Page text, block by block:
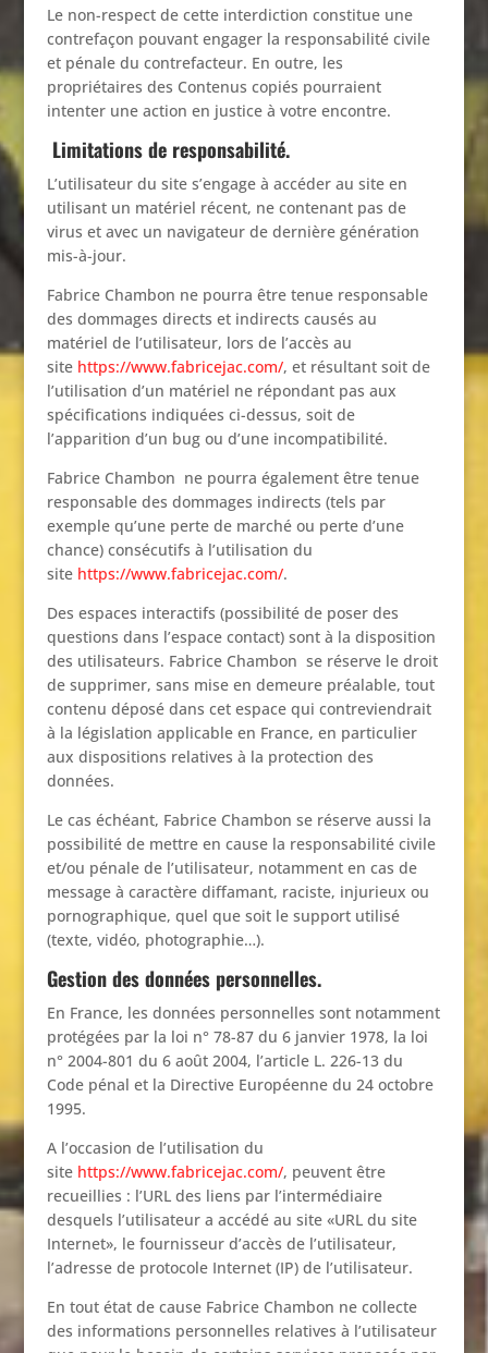
Le non-respect de cette interdiction constitue une
contrefaçon pouvant engager la responsabilité civile
et pénale du contrefacteur. En outre, les
propriétaires des Contenus copiés pourraient
intenter une action en justice à votre encontre.
Limitations de responsabilité.
L’utilisateur du site s’engage à accéder au site en
utilisant un matériel récent, ne contenant pas de
virus et avec un navigateur de dernière génération
mis-à-jour.
Fabrice Chambon ne pourra être tenue responsable
des dommages directs et indirects causés au
matériel de l’utilisateur, lors de l’accès au
site https://www.fabricejac.com/, et résultant soit de
l’utilisation d’un matériel ne répondant pas aux
spécifications indiquées ci-dessus, soit de
l’apparition d’un bug ou d’une incompatibilité.
Fabrice Chambon ne pourra également être tenue
responsable des dommages indirects (tels par
exemple qu’une perte de marché ou perte d’une
chance) consécutifs à l’utilisation du
site https://www.fabricejac.com/.
Des espaces interactifs (possibilité de poser des
questions dans l’espace contact) sont à la disposition
des utilisateurs. Fabrice Chambon se réserve le droit
de supprimer, sans mise en demeure préalable, tout
contenu déposé dans cet espace qui contreviendrait
à la législation applicable en France, en particulier
aux dispositions relatives à la protection des
données.
Le cas échéant, Fabrice Chambon se réserve aussi la
possibilité de mettre en cause la responsabilité civile
et/ou pénale de l’utilisateur, notamment en cas de
message à caractère diffamant, raciste, injurieux ou
pornographique, quel que soit le support utilisé
(texte, vidéo, photographie…).
Gestion des données personnelles.
En France, les données personnelles sont notamment
protégées par la loi n° 78-87 du 6 janvier 1978, la loi
n° 2004-801 du 6 août 2004, l’article L. 226-13 du
Code pénal et la Directive Européenne du 24 octobre
1995.
A l’occasion de l’utilisation du
site https://www.fabricejac.com/, peuvent être
recueillies : l’URL des liens par l’intermédiaire
desquels l’utilisateur a accédé au site «URL du site
Internet», le fournisseur d’accès de l’utilisateur,
l’adresse de protocole Internet (IP) de l’utilisateur.
En tout état de cause Fabrice Chambon ne collecte
des informations personnelles relatives à l’utilisateur